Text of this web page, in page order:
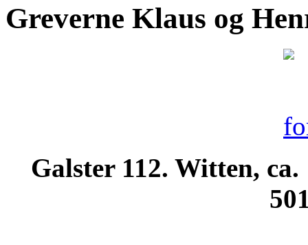
Greverne Klaus og
Galster 112. Witten, ca.